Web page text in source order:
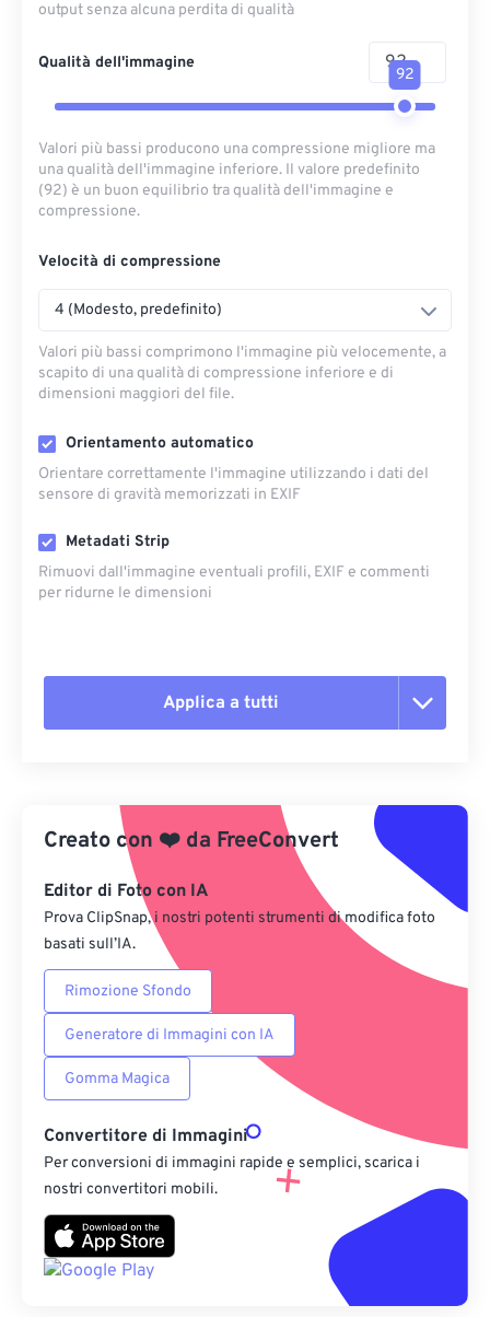
output senza alcuna perdita di qualità
Qualità dell'immagine
92
Valori più bassi producono una compressione migliore ma
una qualità dell'immagine inferiore. Il valore predefinito
(92) è un buon equilibrio tra qualità dell'immagine e
compressione.
Velocità di compressione
4 (Modesto, predefinito)
Valori più bassi comprimono l'immagine più velocemente, a
scapito di una qualità di compressione inferiore e di
dimensioni maggiori del file.
Orientamento automatico
Orientare correttamente l'immagine utilizzando i dati del
sensore di gravità memorizzati in EXIF
Metadati Strip
Rimuovi dall'immagine eventuali profili, EXIF ​​e commenti
per ridurne le dimensioni
Applica a tutti
Applica da preimpostazione
Salva come predefinito
Creato con ❤️ da FreeConvert
Editor di Foto con IA
Prova ClipSnap, i nostri potenti strumenti di modifica foto
basati sull’IA.
Rimozione Sfondo
Generatore di Immagini con IA
Gomma Magica
Convertitore di Immagini
Per conversioni di immagini rapide e semplici, scarica i
nostri convertitori mobili.